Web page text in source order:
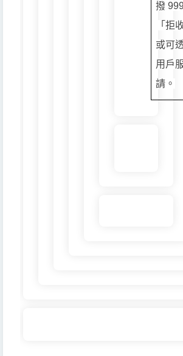
撥
「拒
或可
用戶
請。